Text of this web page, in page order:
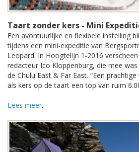
Taart zonder kers - Mini
Een avontuurlijke en flexibele instelling
tijdens een mini-expeditie van
Leopard. In Hoogtelijn 1-2016
redacteur Ico Kloppenburg, die mee
de Chulu East & Far East. “Een
als kers op de taart een top van ruim
Lees meer.